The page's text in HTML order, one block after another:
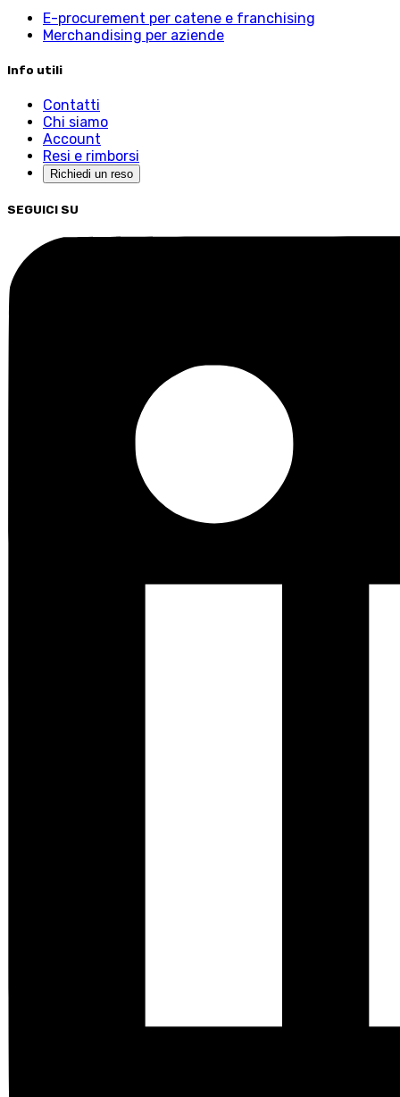
E-procurement per catene e franchising
Merchandising per aziende
Info utili
Contatti
Chi siamo
Account
Resi e rimborsi
Richiedi un reso
SEGUICI SU